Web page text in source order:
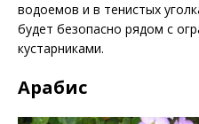
водоемов и в тенистых
будет безопасно рядом с
кустарниками.
Арабис